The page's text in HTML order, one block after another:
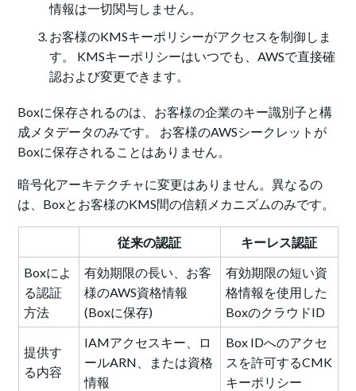
情報は一切関与しません。
お客様のKMSキーポリシーがアクセスを制御しま
す。 KMSキーポリシーはいつでも、AWSで直接確
認および変更できます。
Boxに保存されるのは、お客様の企業のキー識別子と構
成メタデータのみです。 お客様のAWSシークレットが
Boxに保存されることはありません。
暗号化アーキテクチャに変更はありません。異なるの
は、Boxとお客様のKMS間の信頼メカニズムのみです。
従来の認証
キーレス認証
Boxによ
る認証
方法
有効期限の長い、お客
様のAWS資格情報
(Boxに保存)
有効期限の短い資
格情報を使用した
BoxのクラウドID
提供す
る内容
IAMアクセスキー、ロ
ールARN、または資格
情報
Box IDへのアクセ
スを許可するCMK
キーポリシー